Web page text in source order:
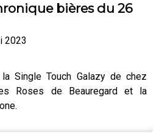
bières du 26
2023
Single Touch Galazy de chez
Roses de Beauregard et la